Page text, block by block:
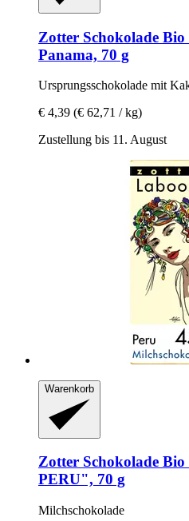
Zotter Schokolade Bio
Panama, 70 g
Ursprungsschokolade mit
€ 4,39 (€ 62,71 / kg)
Zustellung bis 11. August
Warenkorb
Zotter Schokolade Bio
PERU", 70 g
Milchschokolade